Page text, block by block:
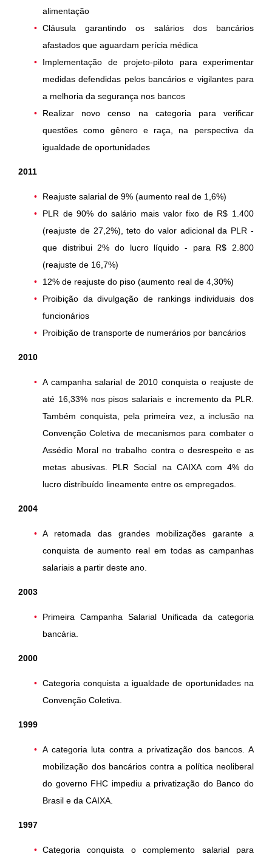
alimentação
Cláusula garantindo os salários dos bancários
afastados que aguardam perícia médica
Implementação de projeto-piloto para experimentar
medidas defendidas pelos bancários e vigilantes para
a melhoria da segurança nos bancos
Realizar novo censo na categoria para verificar
questões como gênero e raça, na perspectiva da
igualdade de oportunidades
2011
Reajuste salarial de 9% (aumento real de 1,6%)
PLR de 90% do salário mais valor fixo de R$ 1.400
(reajuste de 27,2%), teto do valor adicional da PLR -
que distribui 2% do lucro líquido - para R$ 2.800
(reajuste de 16,7%)
12% de reajuste do piso (aumento real de 4,30%)
Proibição da divulgação de rankings individuais dos
funcionários
Proibição de transporte de numerários por bancários
2010
A campanha salarial de 2010 conquista o reajuste de
até 16,33% nos pisos salariais e incremento da PLR.
Também conquista, pela primeira vez, a inclusão na
Convenção Coletiva de mecanismos para combater o
Assédio Moral no trabalho contra o desrespeito e as
metas abusivas. PLR Social na CAIXA com 4% do
lucro distribuído lineamente entre os empregados.
2004
A retomada das grandes mobilizações garante a
conquista de aumento real em todas as campanhas
salariais a partir deste ano.
2003
Primeira Campanha Salarial Unificada da categoria
bancária.
2000
Categoria conquista a igualdade de oportunidades na
Convenção Coletiva.
1999
A categoria luta contra a privatização dos bancos. A
mobilização dos bancários contra a política neoliberal
do governo FHC impediu a privatização do Banco do
Brasil e da CAIXA.
1997
Categoria conquista o complemento salarial para